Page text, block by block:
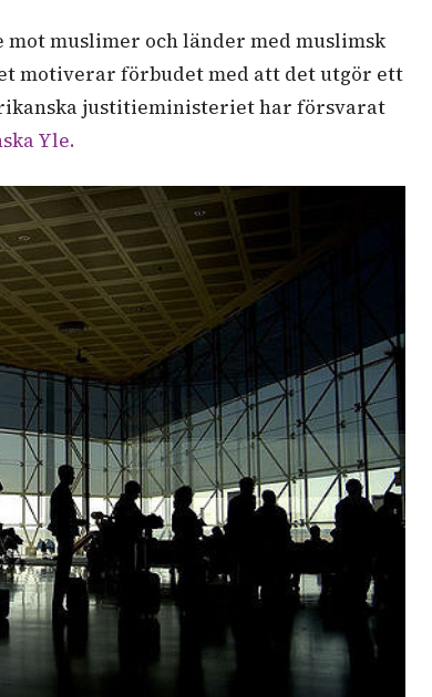
motmuslimer ochländer med muslimsk
motiverar förbudet med att det utgör ett
justitieministeriet har försvarat
Yle.